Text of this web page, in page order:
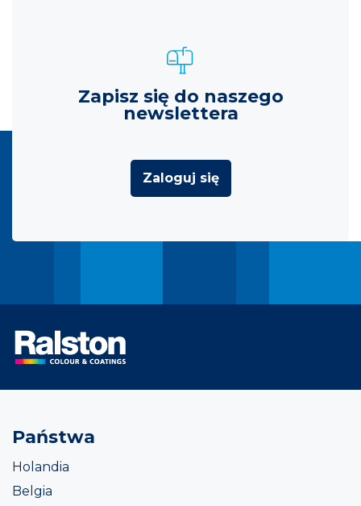
Zapisz się do naszego
newslettera
Zaloguj się
Państwa
Holandia
Belgia